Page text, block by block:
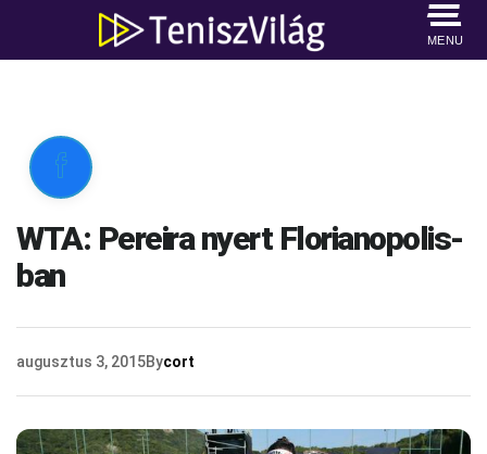
MENU

WTA: Pereira nyert Florianopolis-
ban
augusztus 3, 2015Bycort